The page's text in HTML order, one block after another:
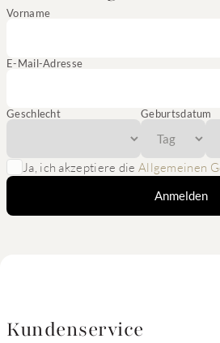
Vorname
E-Mail-Adresse
Geschlecht Geburtsdatum
Ja, ich akzeptiere die Allgemeinen
Anmelden
Kundenservice